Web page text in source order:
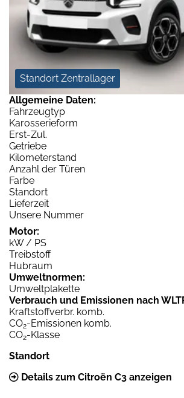
Standort Zentrallager
Allgemeine Daten:
Fahrzeugtyp
Karosserieform
Erst-Zul.
Getriebe
Kilometerstand
Anzahl der Türen
Farbe
Standort
Lieferzeit
Unsere Nummer
Motor:
kW / PS
Treibstoff
Hubraum
Umweltnormen:
Umweltplakette
Verbrauch und Emissionen nach
Kraftstoffverbr. komb.
CO2-Emissionen komb.
CO2-Klasse
Standort
Details zum Citroën C3 anzeigen